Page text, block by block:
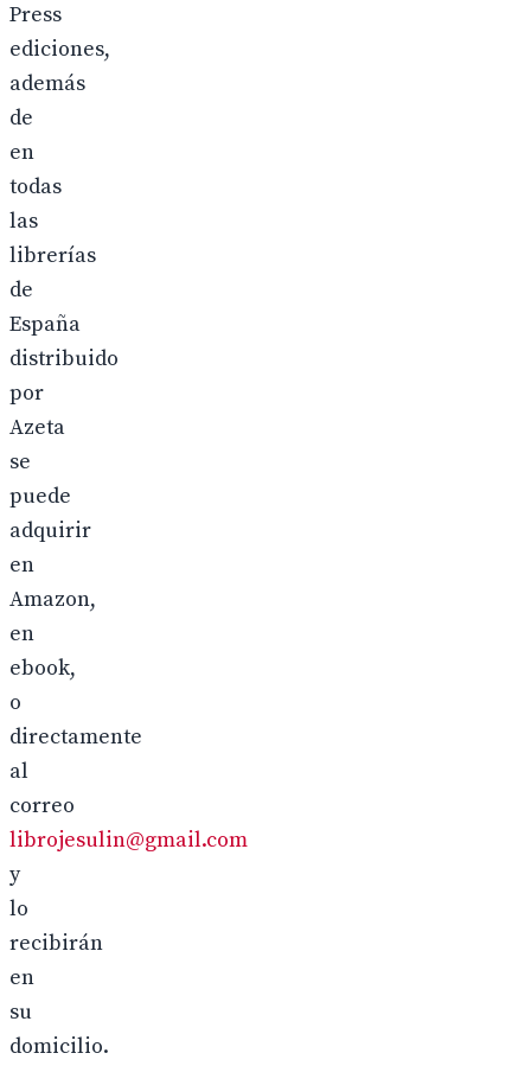
Press
ediciones,
además
de
en
todas
las
librerías
de
España
distribuido
por
Azeta
se
puede
adquirir
en
Amazon,
en
ebook,
o
directamente
al
correo
librojesulin@gmail.com
y
lo
recibirán
en
su
domicilio.